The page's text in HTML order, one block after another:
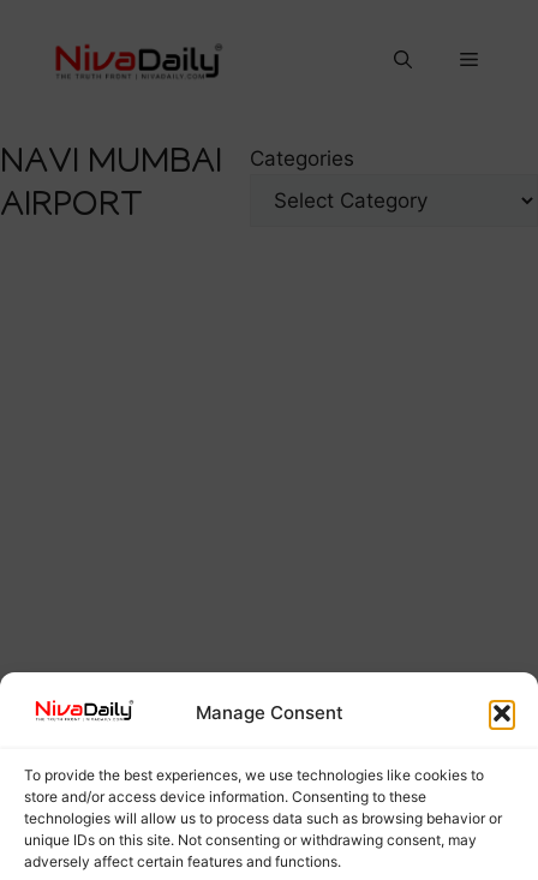
Manage Consent
To provide the best experiences, we use technologies like cookies to
store and/or access device information. Consenting to these
technologies will allow us to process data such as browsing behavior or
unique IDs on this site. Not consenting or withdrawing consent, may
adversely affect certain features and functions.
content
Menu
NAVI MUMBAI
AIRPORT
Categories